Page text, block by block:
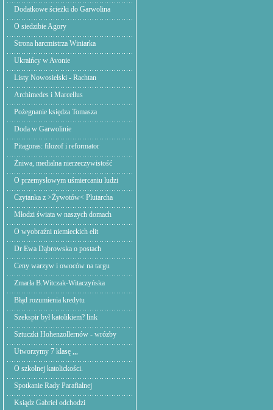
Dodatkowe ścieżki do Garwolina
O siedzibie Agory
Strona harcmistrza Winiarka
Ukraińcy w Avonie
Listy Nowosielski - Rachtan
Archimedes i Marcellus
Pożegnanie księdza Tomasza
Doda w Garwolinie
Pitagoras: filozof i reformator
Żniwa, medialna nierzeczywistość
O przemysłowym uśmiercaniu ludzi
Czytanka z >Żywotów< Plutarcha
Młodzi świata w naszych domach
O wyobraźni niemieckich elit
Dr Ewa Dąbrowska o postach
Ceny warzyw i owoców na targu
Zmarła B.Witczak-Witaczyńska
Błąd rozumienia kredytu
Szekspir był katolikiem? link
Sztuczki Hohenzollernów - wrózby
Utworzymy 7 klasę ,,,
O szkolnej katolickości.
Spotkanie Rady Parafialnej
Ksiądz Gabriel odchodzi